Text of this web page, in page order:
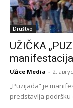
Društvo
UŽIČKA
manifestacija
Užice Media - 2.
„Puzijada“ je
predstavlja